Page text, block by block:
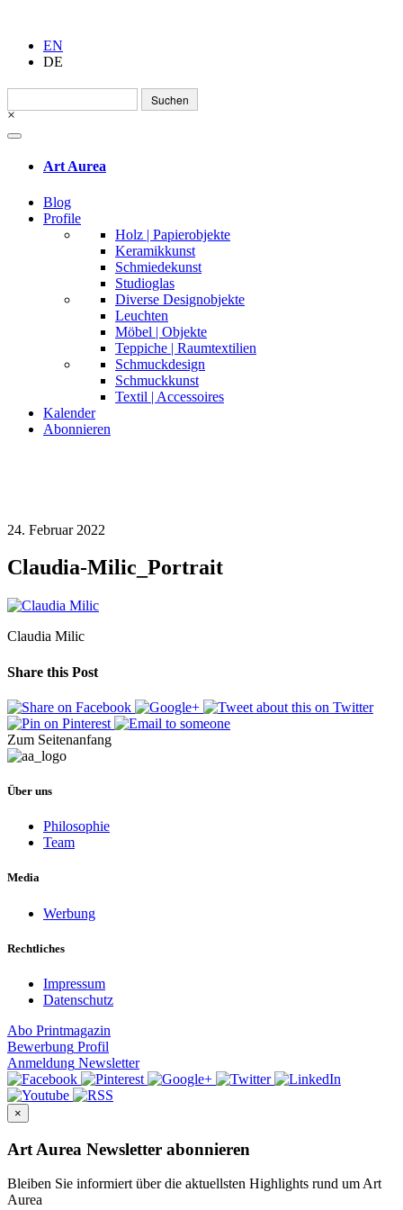
EN
DE
Suchen
nach:
×
Art Aurea
Blog
Profile
Holz | Papierobjekte
Keramikkunst
Schmiedekunst
Studioglas
Diverse Designobjekte
Leuchten
Möbel | Objekte
Teppiche | Raumtextilien
Schmuckdesign
Schmuckkunst
Textil | Accessoires
Kalender
Abonnieren
24. Februar 2022
Claudia-Milic_Portrait
Claudia Milic
Share this Post
Zum Seitenanfang
Über uns
Philosophie
Team
Media
Werbung
Rechtliches
Impressum
Datenschutz
Abo Printmagazin
Bewerbung Profil
Anmeldung Newsletter
×
Art Aurea Newsletter abonnieren
Bleiben Sie informiert über die aktuellsten Highlights rund um Art
Aurea